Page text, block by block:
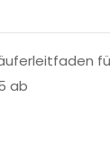
ab